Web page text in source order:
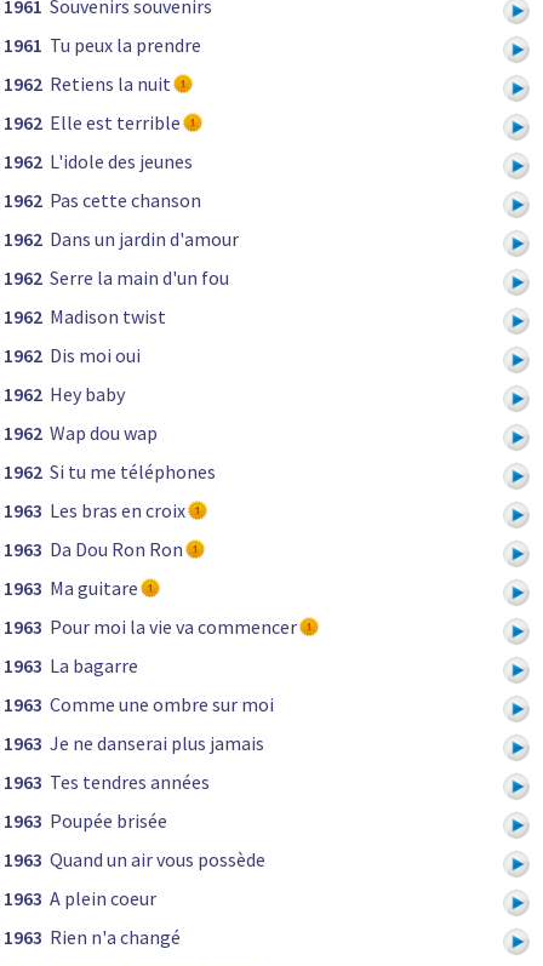
1961 Souvenirs souvenirs
1961 Tu peux la prendre
1962 Retiens la nuit
1962 Elle est terrible
1962 L'idole des jeunes
1962 Pas cette chanson
1962 Dans un jardin d'amour
1962 Serre la main d'un fou
1962 Madison twist
1962 Dis moi oui
1962 Hey baby
1962 Wap dou wap
1962 Si tu me téléphones
1963 Les bras en croix
1963 Da Dou Ron Ron
1963 Ma guitare
1963 Pour moi la vie va commencer
1963 La bagarre
1963 Comme une ombre sur moi
1963 Je ne danserai plus jamais
1963 Tes tendres années
1963 Poupée brisée
1963 Quand un air vous possède
1963 A plein coeur
1963 Rien n'a changé